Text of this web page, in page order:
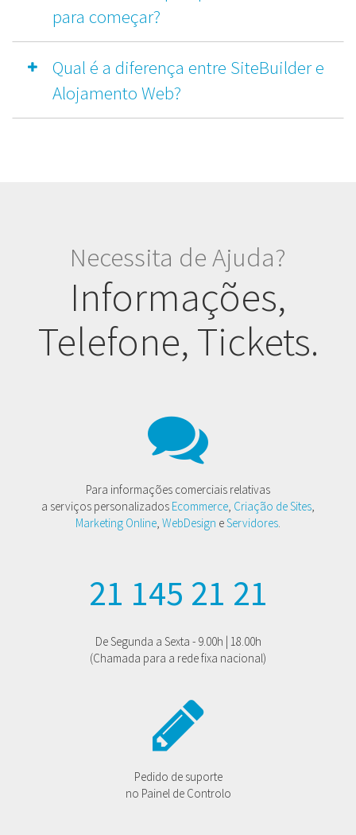
para começar?
Qual é a diferença entre SiteBuilder e
Alojamento Web?
Necessita de Ajuda?
Informações,
Telefone, Tickets.
Para informações comerciais relativas
a serviços personalizados Ecommerce Criação de Sites
Marketing Online WebDesign eServidores
21 145 21 21
De Segunda a Sexta - 9.00h | 18.00h
(Chamada para a rede fixa nacional)
Pedido de suporte
no Painel de Controlo